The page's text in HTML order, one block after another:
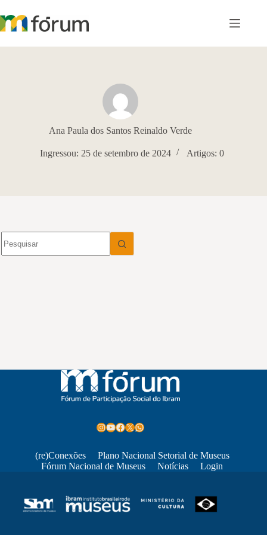
para
o
Ana Paula dos Santos Reinaldo Verde
Ingressou: 25 de setembro de 2024 Artigos: 0
resultados
Instagram
Youtube
Facebook
X WhatsApp
(re)Conexões
Plano Nacional Setorial de Museus
Fórum Nacional de Museus
Notícias Login